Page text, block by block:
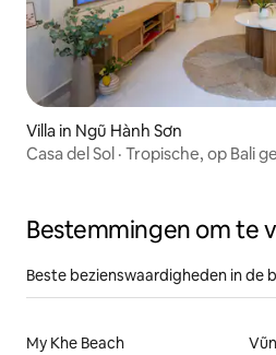
Villa in Ngũ Hành Sơn
Casa del Sol · Tropische, op Bali
Bestemmingen om te
Beste bezienswaardigheden in de
My Khe Beach